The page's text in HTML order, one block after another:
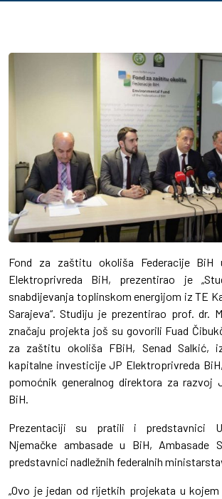
Fond za zaštitu okoliša Federacije
Elektroprivreda BiH, prezentirao je
snabdijevanja toplinskom energijom iz TE
Sarajeva“. Studiju je prezentirao prof. dr.
značaju projekta još su govorili Fuad
za zaštitu okoliša FBiH, Senad Salkić,
kapitalne investicije JP Elektroprivreda
pomoćnik generalnog direktora za razvoj
BiH.
Prezentaciji su pratili i predstavnici
Njemačke ambasade u BiH, Ambasade
predstavnici nadležnih federalnih
„Ovo je jedan od rijetkih projekata u